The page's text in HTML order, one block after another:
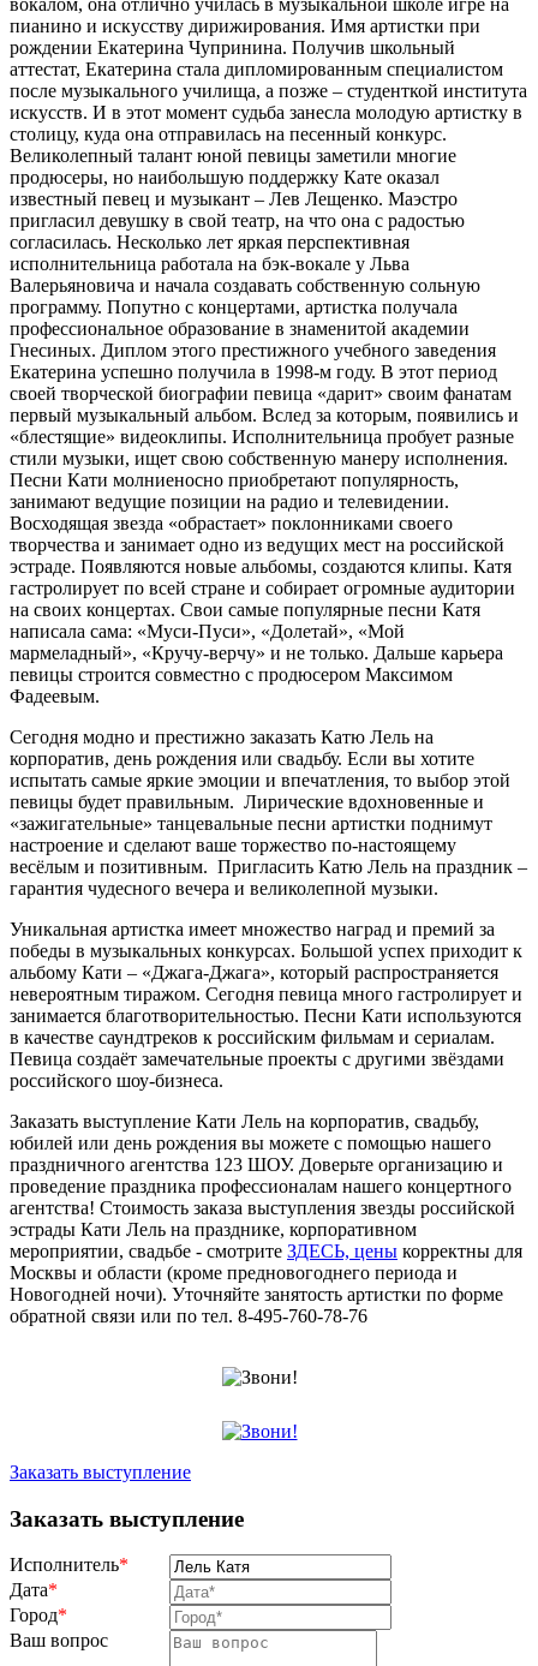
вокалом, она отлично училась в музыкальной школе игре на
пианино и искусству дирижирования. Имя артистки при
рождении Екатерина Чупринина. Получив школьный
аттестат, Екатерина стала дипломированным специалистом
после музыкального училища, а позже – студенткой института
искусств. И в этот момент судьба занесла молодую артистку в
столицу, куда она отправилась на песенный конкурс.
Великолепный талант юной певицы заметили многие
продюсеры, но наибольшую поддержку Кате оказал
известный певец и музыкант – Лев Лещенко. Маэстро
пригласил девушку в свой театр, на что она с радостью
согласилась. Несколько лет яркая перспективная
исполнительница работала на бэк-вокале у Льва
Валерьяновича и начала создавать собственную сольную
программу. Попутно с концертами, артистка получала
профессиональное образование в знаменитой академии
Гнесиных. Диплом этого престижного учебного заведения
Екатерина успешно получила в 1998-м году. В этот период
своей творческой биографии певица «дарит» своим фанатам
первый музыкальный альбом. Вслед за которым, появились и
«блестящие» видеоклипы. Исполнительница пробует разные
стили музыки, ищет свою собственную манеру исполнения.
Песни Кати молниеносно приобретают популярность,
занимают ведущие позиции на радио и телевидении.
Восходящая звезда «обрастает» поклонниками своего
творчества и занимает одно из ведущих мест на российской
эстраде. Появляются новые альбомы, создаются клипы. Катя
гастролирует по всей стране и собирает огромные аудитории
на своих концертах. Свои самые популярные песни Катя
написала сама: «Муси-Пуси», «Долетай», «Мой
мармеладный», «Кручу-верчу» и не только. Дальше карьера
певицы строится совместно с продюсером Максимом
Фадеевым.
Сегодня модно и престижно заказать Катю Лель на
корпоратив, день рождения или свадьбу. Если вы хотите
испытать самые яркие эмоции и впечатления, то выбор этой
певицы будет правильным. Лирические вдохновенные и
«зажигательные» танцевальные песни артистки поднимут
настроение и сделают ваше торжество по-настоящему
весёлым и позитивным. Пригласить Катю Лель на праздник –
гарантия чудесного вечера и великолепной музыки.
Уникальная артистка имеет множество наград и премий за
победы в музыкальных конкурсах. Большой успех приходит к
альбому Кати – «Джага-Джага», который распространяется
невероятным тиражом. Сегодня певица много гастролирует и
занимается благотворительностью. Песни Кати используются
в качестве саундтреков к российским фильмам и сериалам.
Певица создаёт замечательные проекты с другими звёздами
российского шоу-бизнеса.
Заказать выступление Кати Лель на корпоратив, свадьбу,
юбилей или день рождения вы можете с помощью нашего
праздничного агентства 123 ШОУ. Доверьте организацию и
проведение праздника профессионалам нашего концертного
агентства! Стоимость заказа выступления звезды российской
эстрады Кати Лель на празднике, корпоративном
мероприятии, свадьбе - смотрите ЗДЕСЬ, цены корректны для
Москвы и области (кроме предновогоднего периода и
Новогодней ночи). Уточняйте занятость артистки по форме
обратной связи или по тел. 8-495-760-78-76
Заказать выступление
Заказать выступление
Исполнитель*
Дата*
Город*
Ваш вопрос